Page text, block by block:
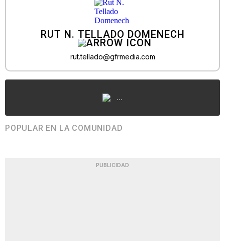
RUT N. TELLADO DOMENECH
rut.tellado@gfrmedia.com
...
POPULAR EN LA COMUNIDAD
PUBLICIDAD